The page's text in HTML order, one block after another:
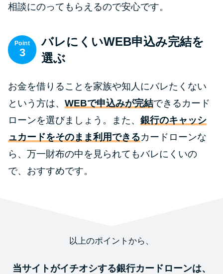
相談にのってもらえるので安心です。
Point
3
バレにくいWEB申込み完結を
選ぶ
お金を借りることを家族や知人にバレたくない
という方は、 WEBで申込みが完結できるカード
ローンを選びましょう。また、 銀行のキャッシ
ュカードをそのまま利用できるカードローンな
ら、万一財布の中を見られてもバレにくいの
で、おすすめです。
以上のポイントから、
当サイトがイチオシする銀行カードローンは、